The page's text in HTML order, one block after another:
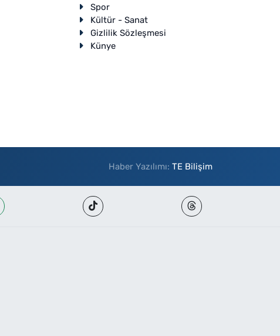
Spor
Kültür - Sanat
Gizlilik Sözleşmesi
Künye
Haber Yazılımı:TE Bilişim